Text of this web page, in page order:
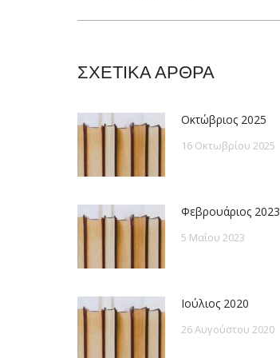
ΣΧΕΤΙΚΑ ΑΡΘΡΑ
Οκτώβριος 2025
16 Οκτωβρίου 2025
Φεβρουάριος 2023
5 Μαΐου 2023
Ιούλιος 2020
26 Αυγούστου 2020